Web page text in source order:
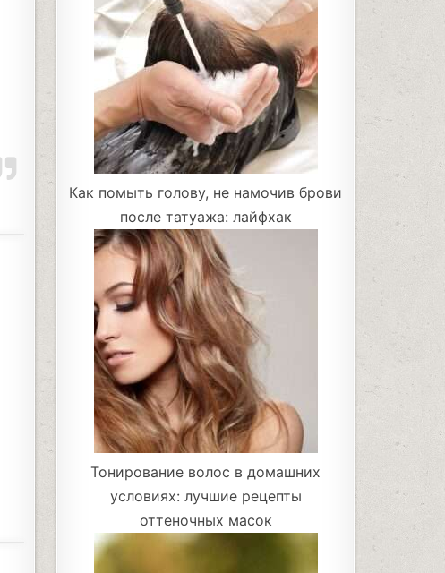
Как помыть голову, не намочив брови
после татуажа: лайфхак
Тонирование волос в домашних
условиях: лучшие рецепты
оттеночных масок